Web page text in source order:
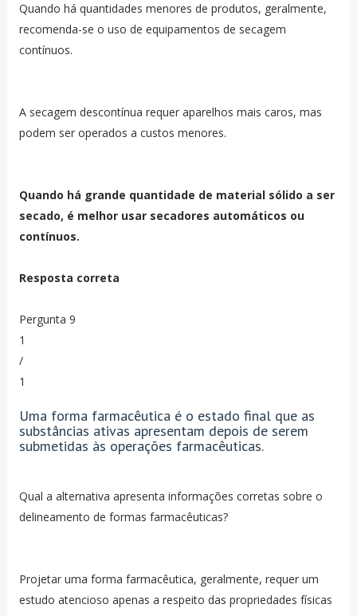
Quando há quantidades menores de produtos, geralmente,
recomenda-se o uso de equipamentos de secagem
contínuos.
A secagem descontínua requer aparelhos mais caros, mas
podem ser operados a custos menores.
Quando há grande quantidade de material sólido a ser
secado, é melhor usar secadores automáticos ou
contínuos.
Resposta correta
Pergunta 9
1
/
1
Uma forma farmacêutica é o estado final que as
substâncias ativas apresentam depois de serem
submetidas às operações farmacêuticas.
Qual a alternativa apresenta informações corretas sobre o
delineamento de formas farmacêuticas?
Projetar uma forma farmacêutica, geralmente, requer um
estudo atencioso apenas a respeito das propriedades físicas